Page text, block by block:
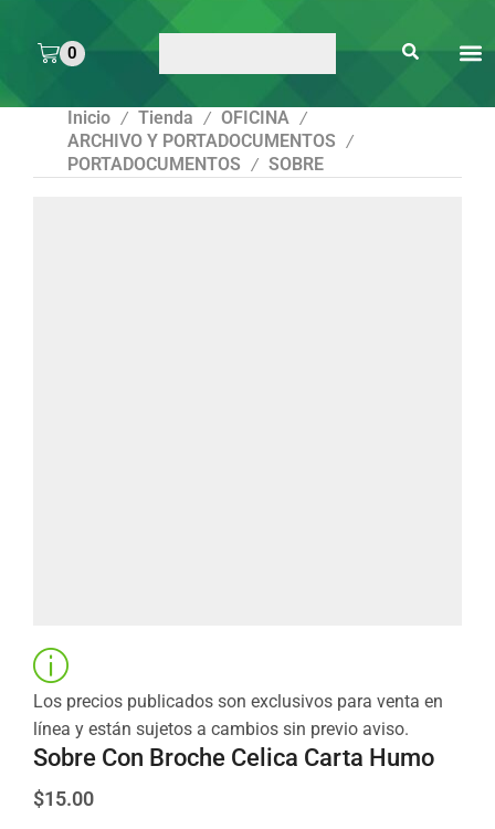
0
Inicio / Tienda / OFICINA /
ARCHIVO Y PORTADOCUMENTOS /
PORTADOCUMENTOS / SOBRE
Los precios publicados son exclusivos para venta en
línea y están sujetos a cambios sin previo aviso.
Sobre Con Broche Celica Carta Humo
$15.00